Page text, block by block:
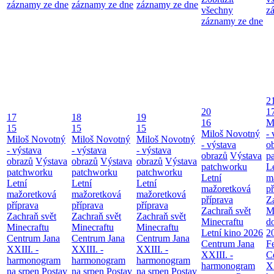
záznamy ze dne záznamy ze dne záznamy ze dne
všechny
záznamy ze dne
17
15
Miloš Novotný
- výstava
obrazů Výstava
patchworku
Letní
mažoretková
příprava
Zachraň svět
Minecraftu
Centrum Jana
XXIII. -
harmonogram
na srpen Postav
18
15
Miloš Novotný
- výstava
obrazů Výstava
patchworku
Letní
mažoretková
příprava
Zachraň svět
Minecraftu
Centrum Jana
XXIII. -
harmonogram
na srpen Postav
19
15
Miloš Novotný
- výstava
obrazů Výstava
patchworku
Letní
mažoretková
příprava
Zachraň svět
Minecraftu
Centrum Jana
XXIII. -
harmonogram
na srpen Postav
20
16
Miloš Novotný
- výstava
obrazů Výstava
patchworku
Letní
mažoretková
příprava
Zachraň svět
Minecraftu
Letní kino 2026
Centrum Jana
XXIII. -
harmonogram
-